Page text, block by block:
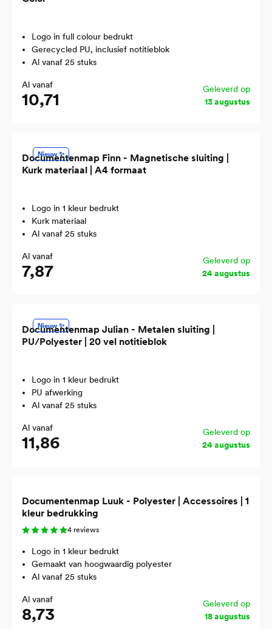
Logo in full colour bedrukt
Gerecycled PU, inclusief notitieblok
Al vanaf 25 stuks
Al vanaf
10,71
Geleverd op
13 augustus
Nieuw ✨
Documentenmap Finn - Magnetische sluiting |
Kurk materiaal | A4 formaat
Logo in 1 kleur bedrukt
Kurk materiaal
Al vanaf 25 stuks
Al vanaf
7,87
Geleverd op
24 augustus
Nieuw ✨
Documentenmap Julian - Metalen sluiting |
PU/Polyester | 20 vel notitieblok
Logo in 1 kleur bedrukt
PU afwerking
Al vanaf 25 stuks
Al vanaf
11,86
Geleverd op
24 augustus
Documentenmap Luuk - Polyester | Accessoires | 1
kleur bedrukking
4 reviews
Logo in 1 kleur bedrukt
Gemaakt van hoogwaardig polyester
Al vanaf 25 stuks
Al vanaf
8,73
Geleverd op
18 augustus